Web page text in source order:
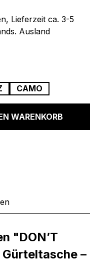
Lieferzeit ca. 3-5
Ausland
CAMO
WARENKORB
"DON’T
Gürteltasche –